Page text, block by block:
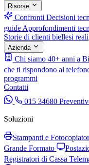
Risorse
Confronti Decisioni
guide Approfondimenti
Storie di clienti biellesi reali
Azienda
Chi siamo 40+ anni a
che ti rispondono al
programmi
Contatti
015 34680
Soluzioni
Stampanti e
Grande Formato
Registratori di Cassa